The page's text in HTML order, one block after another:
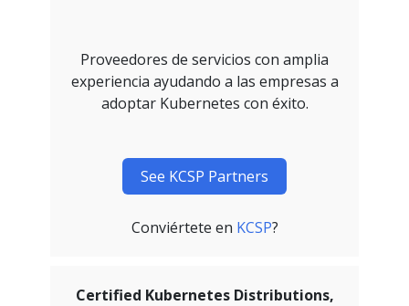
Proveedores de servicios con amplia
experiencia ayudando a las empresas a
adoptar Kubernetes con éxito.
See KCSP Partners
Conviértete en KCSP?
Certified Kubernetes Distributions,